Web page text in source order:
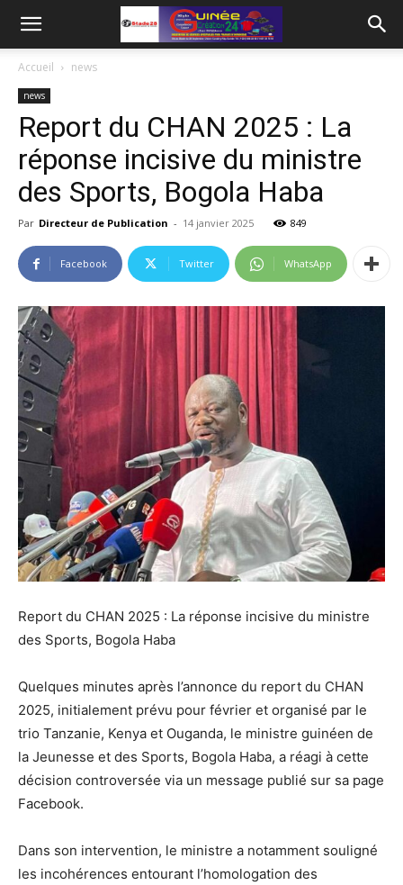
Accueil news
news
Report du CHAN 2025 : La
réponse incisive du ministre
des Sports, Bogola Haba
Par Directeur de Publication - 14 janvier 2025 849
Facebook Twitter WhatsApp
Report du CHAN 2025 : La réponse incisive du ministre
des Sports, Bogola Haba
Quelques minutes après l’annonce du report du CHAN
2025, initialement prévu pour février et organisé par le
trio Tanzanie, Kenya et Ouganda, le ministre guinéen de
la Jeunesse et des Sports, Bogola Haba, a réagi à cette
décision controversée via un message publié sur sa page
Facebook.
Dans son intervention, le ministre a notamment souligné
les incohérences entourant l’homologation des